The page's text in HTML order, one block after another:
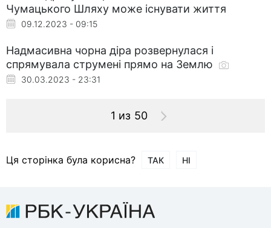
Чумацького Шляху може існувати життя
09.12.2023 - 09:15
Надмасивна чорна діра розвернулася і
спрямувала струмені прямо на Землю
30.03.2023 - 23:31
1 из 50
Ця сторінка була корисна? ТАК НІ